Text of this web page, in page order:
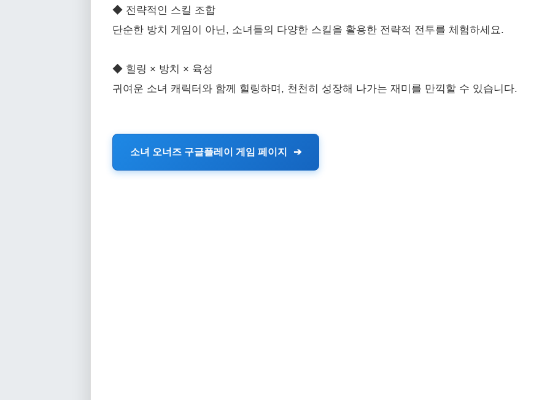
◆ 전략적인 스킬 조합
단순한 방치 게임이 아닌, 소녀들의 다양한 스킬을 활용한 전략적 전투를 체험하세요.
◆ 힐링 × 방치 × 육성
귀여운 소녀 캐릭터와 함께 힐링하며, 천천히 성장해 나가는 재미를 만끽할 수 있습니다.
소녀 오너즈 구글플레이 게임 페이지